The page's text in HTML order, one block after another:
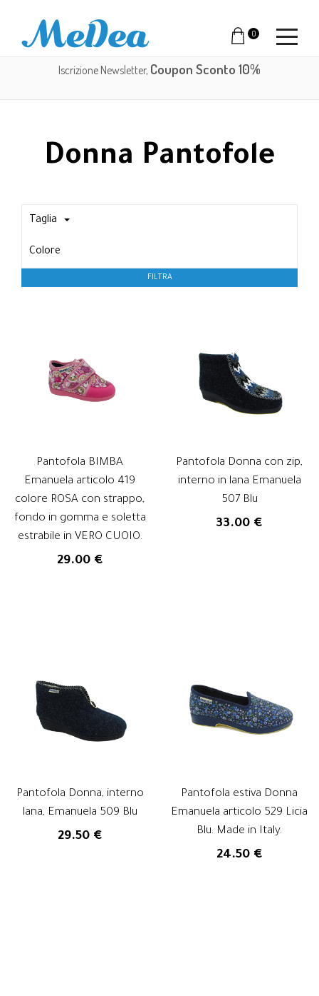
0
Iscrizione Newsletter, Coupon Sconto 10%
Donna Pantofole
Taglia
Colore
Pantofola BIMBA
Emanuela articolo 419
colore ROSA con strappo,
fondo in gomma e soletta
estrabile in VERO CUOIO.
29.00 €
Pantofola Donna con zip,
interno in lana Emanuela
507 Blu
33.00 €
Pantofola Donna, interno
lana, Emanuela 509 Blu
29.50 €
Pantofola estiva Donna
Emanuela articolo 529 Licia
Blu. Made in Italy.
24.50 €